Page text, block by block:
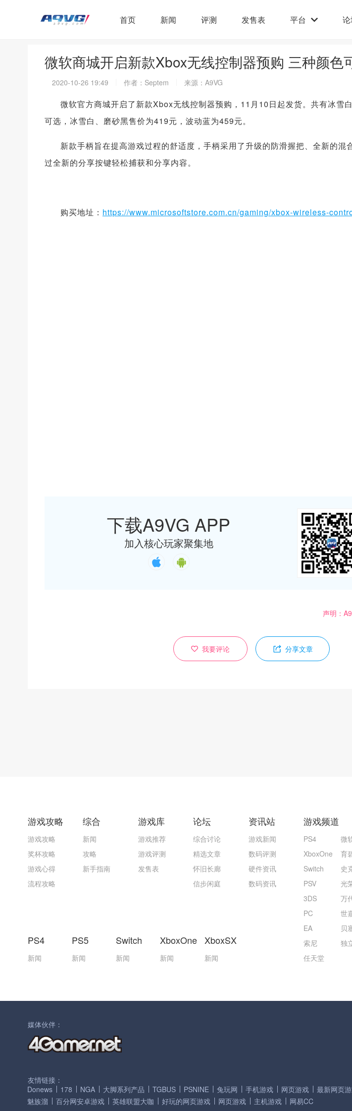
首页 新闻 评测 发售表 平台
微软商城开启新款Xbox无线控制器预购 三种颜色
2020-10-26 19:49 作者：Septem 来源：A9VG
微软官方商城开启了新款Xbox无线控制器预购，11月10日起发货。共有冰雪
可选，冰雪白、磨砂黑售价为419元，波动蓝为459元。
新款手柄旨在提高游戏过程的舒适度，手柄采用了升级的防滑握把、全新的混
过全新的分享按键轻松捕获和分享内容。
购买地址： https://www.microsoftstore.com.cn/gaming/xbox-wireless-
下载A9VG APP
加入核心玩家聚集地
声明：
我要评论 分享文章
游戏攻略
游戏攻略
奖杯攻略
游戏心得
流程攻略
综合
新闻
攻略
新手指南
游戏库
游戏推荐
游戏评测
发售表
论坛
综合讨论
精选文章
怀旧长廊
信步闲庭
PS4
新闻
PS5
新闻
Switch
新闻
XboxOne
新闻
XboxSX
新闻
资讯站
游戏新闻
数码评测
硬件资讯
数码资讯
游戏频道
PS4
XboxOne
Switch
PSV
3DS
PC
EA
索尼
任天堂
微
育
史
光
万
世
贝
独
媒体伙伴：
友情链接：
Donews
178 NGA 大脚系列产品 TGBUS PSNINE 兔玩网 手机游戏 网页游戏 最新网页
魅族溜
百分网安卓游戏 英雄联盟大咖 好玩的网页游戏 网页游戏 主机游戏 网易CC